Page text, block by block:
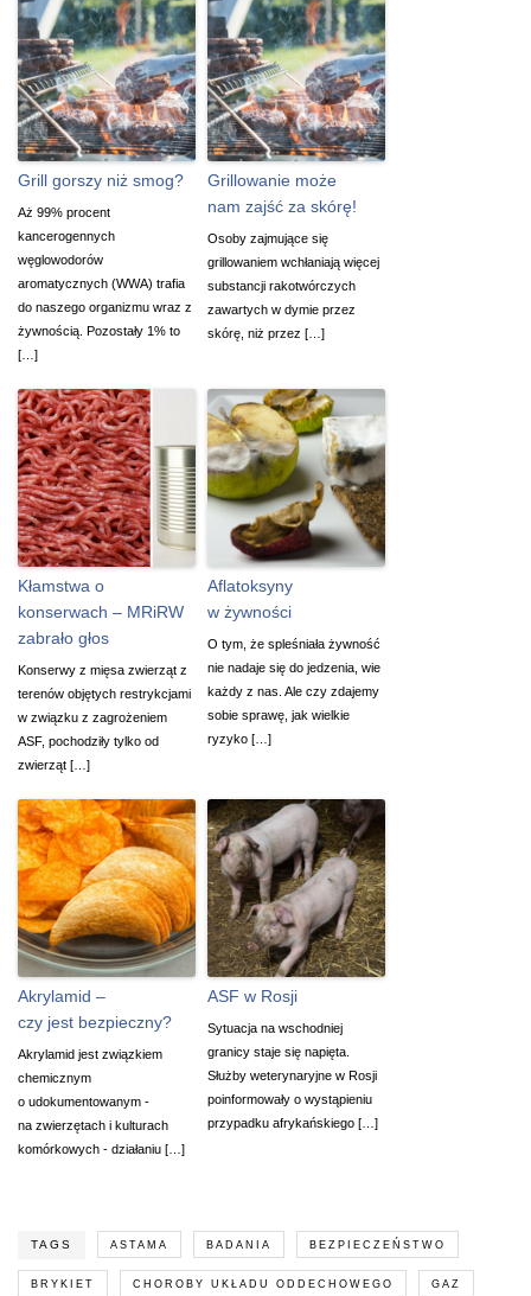
Grill gorszy niż smog?
Aż 99% procent
kancerogennych
węglowodorów
aromatycznych (WWA) trafia
do naszego organizmu wraz z
żywnością. Pozostały 1% to
[…]
Grillowanie może
nam zajść za skórę!
Osoby zajmujące się
grillowaniem wchłaniają więcej
substancji rakotwórczych
zawartych w dymie przez
skórę, niż przez […]
Kłamstwa o
konserwach – MRiRW
zabrało głos
Konserwy z mięsa zwierząt z
terenów objętych restrykcjami
w związku z zagrożeniem
ASF, pochodziły tylko od
zwierząt […]
Aflatoksyny
w żywności
O tym, że spleśniała żywność
nie nadaje się do jedzenia, wie
każdy z nas. Ale czy zdajemy
sobie sprawę, jak wielkie
ryzyko […]
Akrylamid –
czy jest bezpieczny?
Akrylamid jest związkiem
chemicznym
o udokumentowanym -
na zwierzętach i kulturach
komórkowych - działaniu […]
ASF w Rosji
Sytuacja na wschodniej
granicy staje się napięta.
Służby weterynaryjne w Rosji
poinformowały o wystąpieniu
przypadku afrykańskiego […]
TAGS ASTAMA BADANIA BEZPIECZEŃSTWO
BRYKIET CHOROBY UKŁADU ODDECHOWEGO GAZ